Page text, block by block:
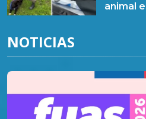
animal
NOTICIAS